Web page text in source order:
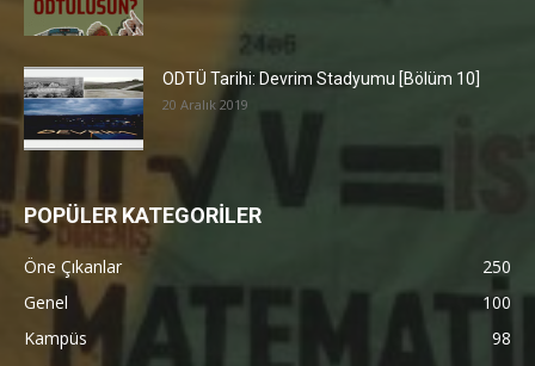
ODTÜ Tarihi: Devrim Stadyumu [Bölüm 10]
20 Aralık 2019
POPÜLER KATEGORİLER
Öne Çıkanlar
250
Genel
100
Kampüs
98